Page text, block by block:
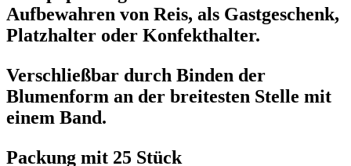
Aufbewahren von Reis, als Gastgeschenk,
Platzhalter oder Konfekthalter.
Verschließbar durch Binden der
Blumenform an der breitesten Stelle mit
einem Band.
Packung mit 25 Stück